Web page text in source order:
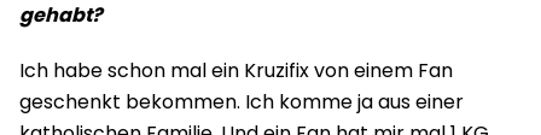
gehabt?
Ich habe schon mal ein Kruzifix von einem Fan
geschenkt bekommen. Ich komme ja aus einer